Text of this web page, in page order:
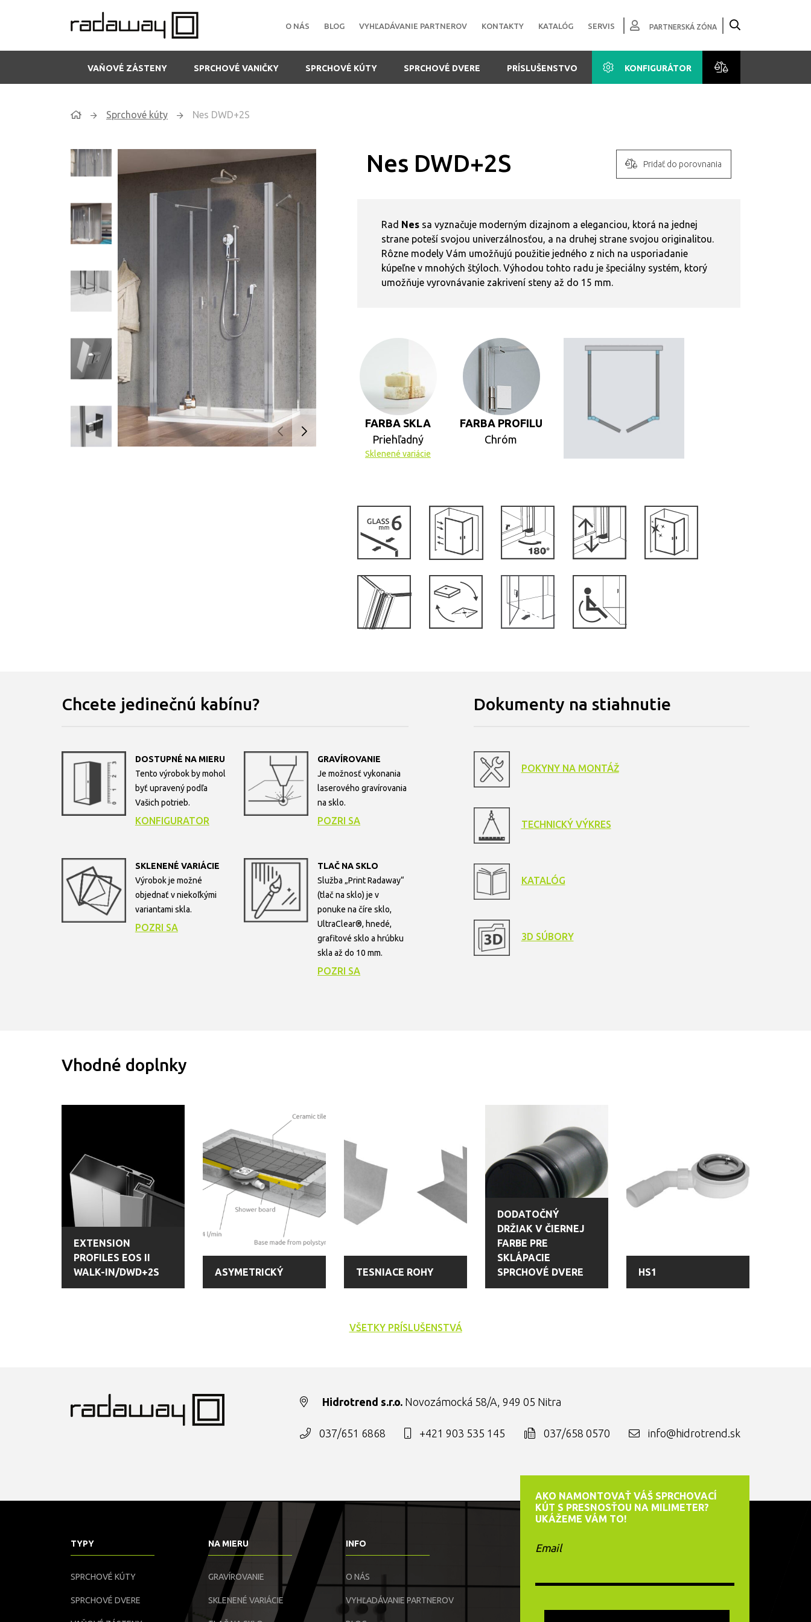
O NÁS BLOG VYHĽADÁVANIE PARTNEROV KONTAKTY KATALÓG SERVIS PARTNERSKÁ ZÓNA
VAŇOVÉ ZÁSTENY SPRCHOVÉ VANIČKY SPRCHOVÉ KÚTY SPRCHOVÉ DVERE PRÍSLUŠENSTVO KONFIGURÁTOR
Sprchové kúty Nes DWD+2S
Nes DWD+2S Pridať do porovnania
Rad Nessa vyznačuje moderným dizajnom a eleganciou, ktorá na jednej
strane poteší svojou univerzálnosťou, a na druhej strane svojou originalitou.
Rôzne modely Vám umožňujú použitie jedného z nich na usporiadanie
kúpeľne v mnohých štýloch. Výhodou tohto radu je špeciálny systém, ktorý
umožňuje vyrovnávanie zakrivení steny až do 15 mm.
FARBA SKLA
Priehľadný
Sklenené variácie
FARBA PROFILU
Chróm
Chcete jedinečnú kabínu?
DOSTUPNÉ NA MIERU
Tento výrobok by mohol
byť upravený podľa
Vašich potrieb.
KONFIGURATOR
GRAVÍROVANIE
Je možnosť vykonania
laserového gravírovania
na sklo.
POZRI SA
SKLENENÉ VARIÁCIE
Výrobok je možné
objednať v niekoľkými
variantami skla.
POZRI SA
TLAČ NA SKLO
Služba „Print Radaway“
(tlač na sklo) je v
ponuke na číre sklo,
UltraClear®, hnedé,
grafitové sklo a hrúbku
skla až do 10 mm.
POZRI SA
Dokumenty na stiahnutie
POKYNY NA MONTÁŽ
TECHNICKÝ VÝKRES
KATALÓG
3D SÚBORY
Vhodné doplnky
EXTENSION
PROFILES EOS II
WALK-IN/DWD+2S
ASYMETRICKÝ TESNIACE ROHY
DODATOČNÝ
DRŽIAK V ČIERNEJ
FARBE PRE
SKLÁPACIE
SPRCHOVÉ DVERE
HS1
VŠETKY PRÍSLUŠENSTVÁ
Hidrotrend s.r.o.Novozámocká 58/A, 949 05 Nitra
037/651 6868 +421 903 535 145 037/658 0570 info@hidrotrend.sk
TYPY
SPRCHOVÉ KÚTY
SPRCHOVÉ DVERE
NA MIERU
GRAVÍROVANIE
SKLENENÉ VARIÁCIE
INFO
O NÁS
VYHĽADÁVANIE PARTNEROV
AKO NAMONTOVAŤ VÁŠ SPRCHOVACÍ
KÚT S PRESNOSŤOU NA MILIMETER?
UKÁŽEME VÁM TO!
Email